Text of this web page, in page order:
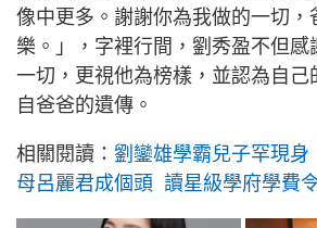
像中更多。謝謝你為我做的一切，
樂。」，字裡行間，劉秀盈不但感
一切，更視他為榜樣，並認為自己
自爸爸的遺傳。
相關閱讀： 劉鑾雄學霸兒子罕現
母呂麗君成個頭 讀星級學府學費